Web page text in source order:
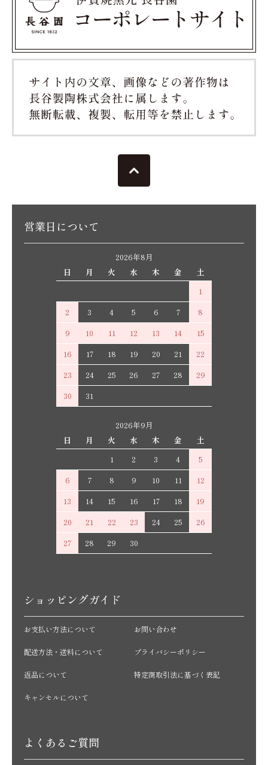
営業日について
2026年8月
日
月 火 水 木 金
土
1
2
3 4 5 6 7
8
9
10 11 12 13 14
15
16
17 18 19 20 21
22
23
24 25 26 27 28
29
30
31
2026年9月
日
月 火 水 木 金
土
1
2 3 4
5
6
7 8 9 10 11
12
13
14 15 16 17 18
19
20
21 22 23 24 25
26
27
28 29 30
ショッピングガイド
お支払い方法について
配送方法・送料について
返品について
キャンセルについて
お問い合わせ
プライバシーポリシー
特定商取引法に基づく表記
よくあるご質問